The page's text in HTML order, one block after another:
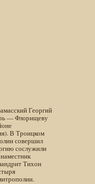
Георгий
— Флорищеву
В Троицком
совершил
сослужили
Тихон